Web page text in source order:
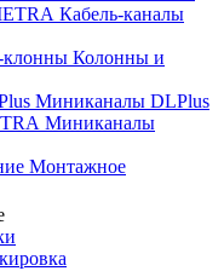
Кабель-каналы
Колонны и
Миниканалы DLPlus
Миниканалы
Монтажное